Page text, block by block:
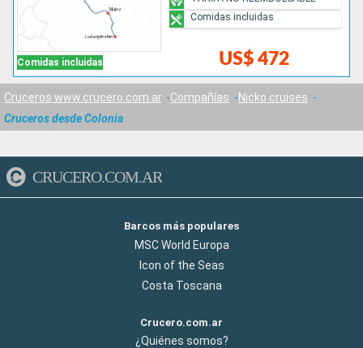
Comidas incluidas US$ 472
Comidas incluidas
Cruceros www.crucero.com.ar Compañías
Nicko cruises
Cruceros desde Colonia
CRUCERO.COM.AR
Barcos más populares
MSC World Europa
Icon of the Seas
Costa Toscana
Crucero.com.ar
¿Quiénes somos?